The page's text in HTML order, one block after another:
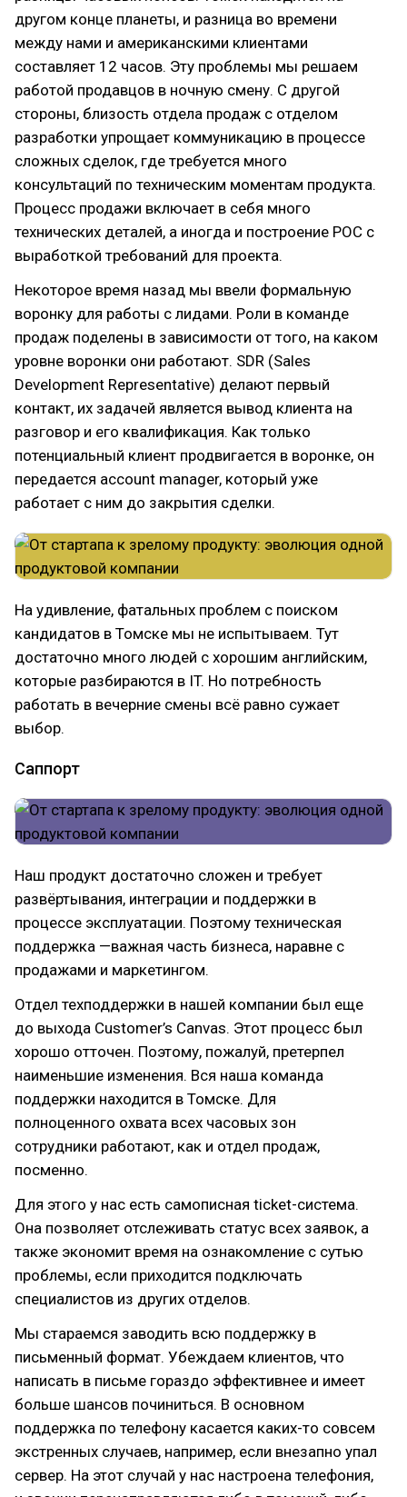
другом конце планеты, и разница во времени
между нами и американскими клиентами
составляет 12 часов. Эту проблемы мы решаем
работой продавцов в ночную смену. С другой
стороны, близость отдела продаж с отделом
разработки упрощает коммуникацию в процессе
сложных сделок, где требуется много
консультаций по техническим моментам продукта.
Процесс продажи включает в себя много
технических деталей, а иногда и построение POC с
выработкой требований для проекта.
Некоторое время назад мы ввели формальную
воронку для работы с лидами. Роли в команде
продаж поделены в зависимости от того, на каком
уровне воронки они работают. SDR (Sales
Development Representative) делают первый
контакт, их задачей является вывод клиента на
разговор и его квалификация. Как только
потенциальный клиент продвигается в воронке, он
передается account manager, который уже
работает с ним до закрытия сделки.
На удивление, фатальных проблем с поиском
кандидатов в Томске мы не испытываем. Тут
достаточно много людей с хорошим английским,
которые разбираются в IT. Но потребность
работать в вечерние смены всё равно сужает
выбор.
Саппорт
Наш продукт достаточно сложен и требует
развёртывания, интеграции и поддержки в
процессе эксплуатации. Поэтому техническая
поддержка —важная часть бизнеса, наравне с
продажами и маркетингом.
Отдел техподдержки в нашей компании был еще
до выхода Customer’s Canvas. Этот процесс был
хорошо отточен. Поэтому, пожалуй, претерпел
наименьшие изменения. Вся наша команда
поддержки находится в Томске. Для
полноценного охвата всех часовых зон
сотрудники работают, как и отдел продаж,
посменно.
Для этого у нас есть самописная ticket-система.
Она позволяет отслеживать статус всех заявок, а
также экономит время на ознакомление с сутью
проблемы, если приходится подключать
специалистов из других отделов.
Мы стараемся заводить всю поддержку в
письменный формат. Убеждаем клиентов, что
написать в письме гораздо эффективнее и имеет
больше шансов починиться. В основном
поддержка по телефону касается каких-то совсем
экстренных случаев, например, если внезапно упал
сервер. На этот случай у нас настроена телефония,